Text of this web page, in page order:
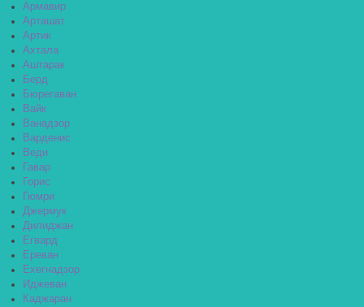
Армавир
Арташат
Артик
Ахтала
Аштарак
Берд
Бюрегаван
Вайк
Ванадзор
Варденис
Веди
Гавар
Горис
Гюмри
Джермук
Дилиджан
Егвард
Ереван
Ехегнадзор
Иджеван
Каджаран